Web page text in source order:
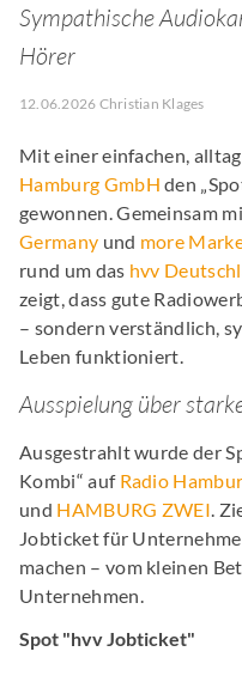
Sympathische
Hörer
12.06.2026 Christian Klages
Mit einer einfachen,
Hamburg GmbH den
gewonnen. Gemeinsam
Germany und more
rund um das hvv
zeigt, dass gute
– sondern verständlich,
Leben funktioniert.
Ausspielung über
Ausgestrahlt wurde der
Kombi“ auf Radio
und HAMBURG ZWEI.
Jobticket für
machen – vom kleinen
Unternehmen.
Spot "hvv Jobticket"